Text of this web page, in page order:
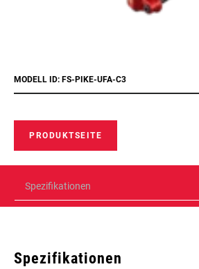
MODELL ID: FS-PIKE-UFA-C3
PRODUKTSEITE
Spezifikationen
Spezifikationen